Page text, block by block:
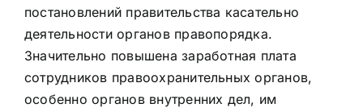
постановлений правительства касательно
деятельности органов правопорядка.
Значительно повышена заработная плата
сотрудников правоохранительных органов,
особенно органов внутренних дел, им